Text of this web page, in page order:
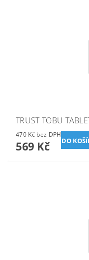
TRUST TOBU
470 Kč bez DPH
569 Kč